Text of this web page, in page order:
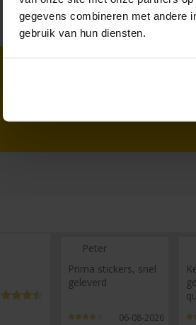
gegevens combineren met andere
gebruik van hun diensten.
Peter
Prima stickers, snel
geleverd
06-08-2026